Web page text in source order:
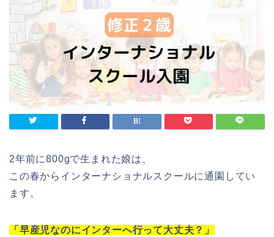
2年前に800gで生まれた娘は、
この春からインターナショナルスクールに通園してい
ます。
「早産児なのにインターへ行って大丈夫？」